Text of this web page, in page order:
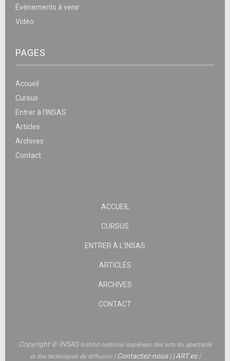
Événements à venir
Vidéo
PAGES
Accueil
Cursus
Entrer à l’INSAS
Articles
Archives
Contact
ACCUEIL
CURSUS
ENTRER À L’INSAS
ARTICLES
ARCHIVES
CONTACT
Copyright © INSASInstitut national supérieur des arts du spectacle
et des techniques de diffusion |Contactez-nous||ART.es|